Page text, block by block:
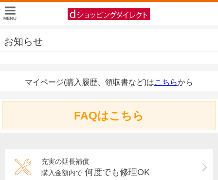
お知らせ
マイページ(購入履歴、領収書など)はこちらから
FAQはこちら
充実の延長補償
購入金額内で 何度でも修理OK